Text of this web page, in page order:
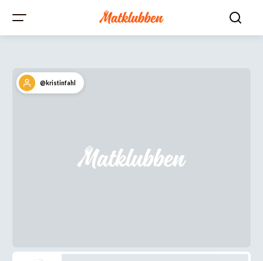
@kristinfahl